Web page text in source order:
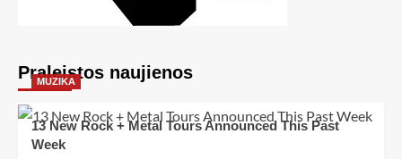
Praleistos naujienos
MUZIKA
13 New Rock + Metal Tours Announced This Past
Week